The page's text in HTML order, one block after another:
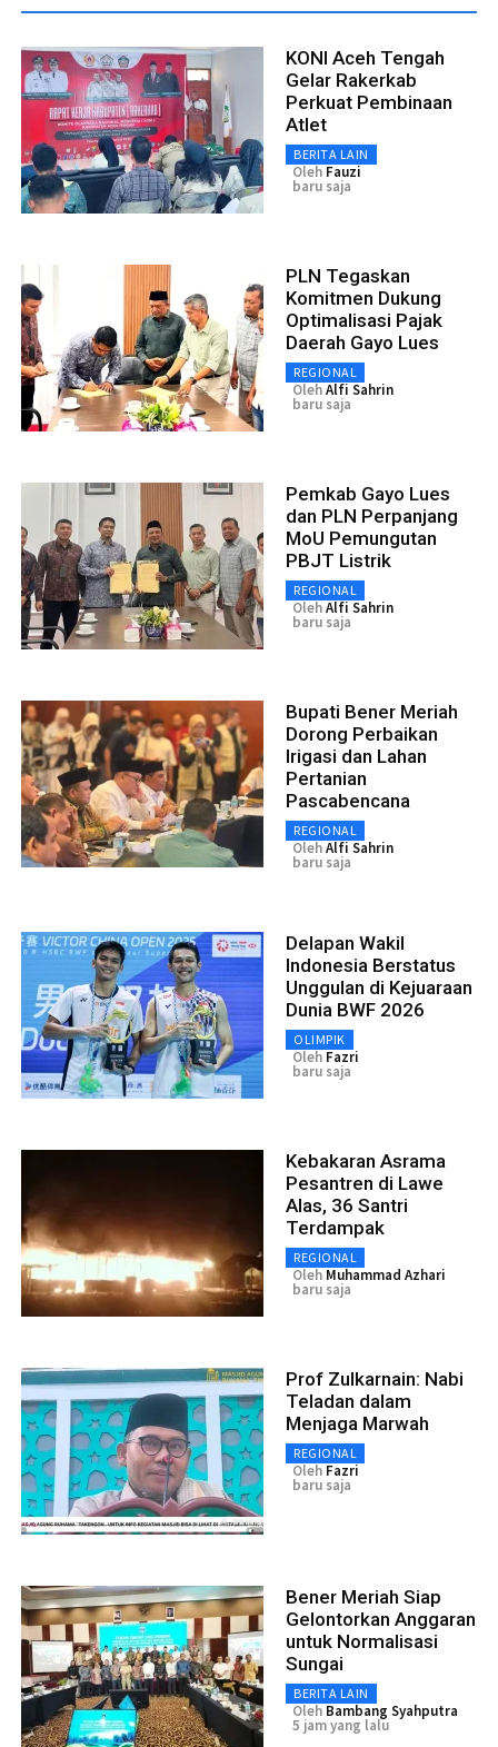
KONI Aceh Tengah
Gelar Rakerkab
Perkuat Pembinaan
Atlet
BERITA LAIN
Oleh Fauzi
baru saja
PLN Tegaskan
Komitmen Dukung
Optimalisasi Pajak
Daerah Gayo Lues
REGIONAL
OlehAlfi Sahrin
baru saja
Pemkab Gayo Lues
dan PLN Perpanjang
MoU Pemungutan
PBJT Listrik
REGIONAL
OlehAlfi Sahrin
baru saja
Bupati Bener Meriah
Dorong Perbaikan
Irigasi dan Lahan
Pertanian
Pascabencana
REGIONAL
OlehAlfi Sahrin
baru saja
Delapan Wakil
Indonesia Berstatus
Unggulan di Kejuaraan
Dunia BWF 2026
OLIMPIK
Oleh Fazri
baru saja
Kebakaran Asrama
Pesantren di Lawe
Alas, 36 Santri
Terdampak
REGIONAL
Oleh Muhammad Azhari
baru saja
Prof Zulkarnain: Nabi
Teladan dalam
Menjaga Marwah
REGIONAL
Oleh Fazri
baru saja
Bener Meriah Siap
Gelontorkan Anggaran
untuk Normalisasi
Sungai
BERITA LAIN
Oleh Bambang Syahputra
5 jam yang lalu